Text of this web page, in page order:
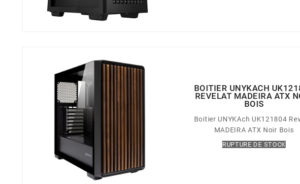
BOITIER UNYKACH
REVELAT MADEIRA ATX
BOIS
Boitier UNYKAch UK121804
MADEIRA ATX Noir Bois
RUPTURE DE STOCK